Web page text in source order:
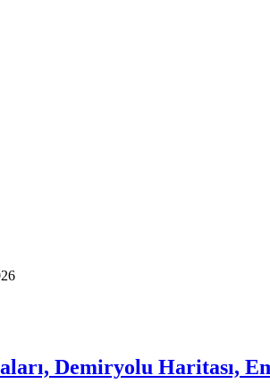
Demiryolu Haritası,